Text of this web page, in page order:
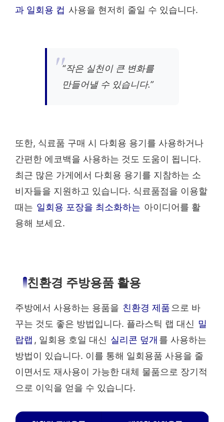
과 일회용 컵 사용을 현저히 줄일 수 있습니다.
“작은 실천이 큰 변화를
만들어낼 수 있습니다.”
또한, 식료품 구매 시 다회용 용기를 사용하거나
간편한 에코백을 사용하는 것도 도움이 됩니다.
최근 많은 가게에서 다회용 용기를 지참하는 소
비자들을 지원하고 있습니다. 식료품점을 이용할
때는 일회용 포장을 최소화하는 아이디어를 활
용해 보세요.
친환경 주방용품 활용
주방에서 사용하는 용품을 친환경 제품 으로 바
꾸는 것도 좋은 방법입니다. 플라스틱 랩 대신 밀
랍랩 , 일회용 호일 대신 실리콘 덮개 를 사용하는
방법이 있습니다. 이를 통해 일회용품 사용을 줄
이면서도 재사용이 가능한 대체 물품으로 장기적
으로 이익을 얻을 수 있습니다.